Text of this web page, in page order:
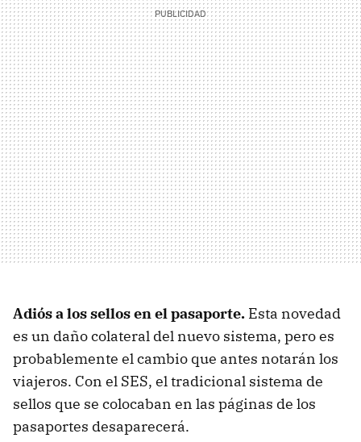
Adiós a los sellos en el pasaporte. Esta novedad
es un daño colateral del nuevo sistema, pero es
probablemente el cambio que antes notarán los
viajeros. Con el SES, el tradicional sistema de
sellos que se colocaban en las páginas de los
pasaportes desaparecerá.